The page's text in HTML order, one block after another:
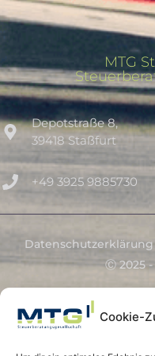
Cookie-
MTG
Depotstraße 8,
39418 Staßfurt
+49 3925 9885730
Datenschutzerklärung
Ⓒ 2025